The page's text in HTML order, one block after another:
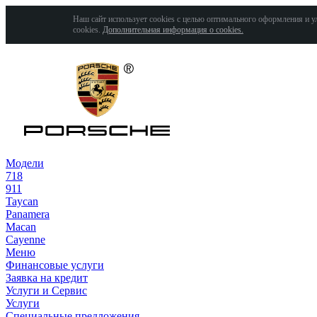
Наш сайт использует cookies с целью оптимального оформления и
cookies. Дополнительная информация о cookies.
Модели
718
911
Taycan
Panamera
Macan
Cayenne
Меню
Финансовые услуги
Заявка на кредит
Услуги и Сервис
Услуги